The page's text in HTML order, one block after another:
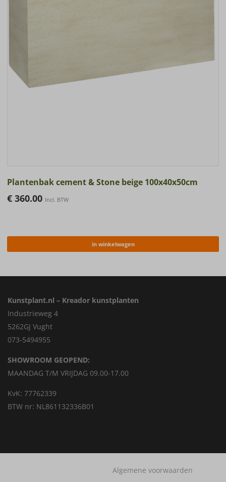
Plantenbak cement & Stone beige 100x40x50cm
€ 360.00 Incl. BTW
in winkelwagen
Kunstplant.nl – Kreador kunstplanten
Industrieweg 4
5262GJ Vught
073-5494955
SHOWROOM GEOPEND:
MAANDAG T/M VRIJDAG 09.00-17.00
KvK: 77762339
BTW nr: NL861132336B01
Algemene voorwaarden